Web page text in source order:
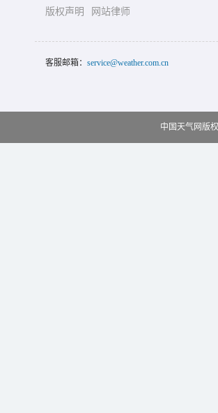
版权声明
网站律师
客服邮箱： service@weather.com.cn
中国天气网版